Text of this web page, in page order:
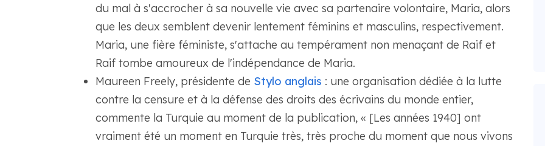
du mal à s'accrocher à sa nouvelle vie avec sa partenaire volontaire, Maria, alors
que les deux semblent devenir lentement féminins et masculins, respectivement.
Maria, une fière féministe, s'attache au tempérament non menaçant de Raif et
Raif tombe amoureux de l'indépendance de Maria.
Maureen Freely, présidente de Stylo anglais : une organisation dédiée à la lutte
contre la censure et à la défense des droits des écrivains du monde entier,
commente la Turquie au moment de la publication, « [Les années 1940] ont
vraiment été un moment en Turquie très, très proche du moment que nous vivons